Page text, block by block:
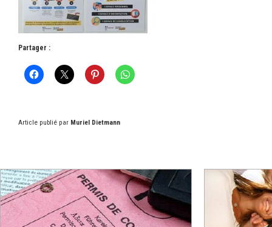
Partager :
Article publié par Muriel Dietmann